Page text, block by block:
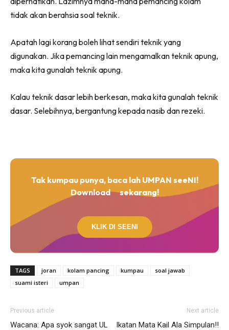
tidak akan berahsia soal teknik.
Apatah lagi korang boleh lihat sendiri teknik yang
digunakan. Jika pemancing lain mengamalkan teknik apung,
maka kita gunalah teknik apung.
Kalau teknik dasar lebih berkesan, maka kita gunalah teknik
dasar. Selebihnya, bergantung kepada nasib dan rezeki.
Tak kumpau punya, baca lah UMPAN seeNI!
Download
sekarang!
KLIK DI SEENI
TAGS joran kolam pancing kumpau
soal jawab
suami isteri
umpan
Previous article
Wacana: Apa syok sangat UL
Next article
Ikatan Mata Kail Ala Simpulan!!